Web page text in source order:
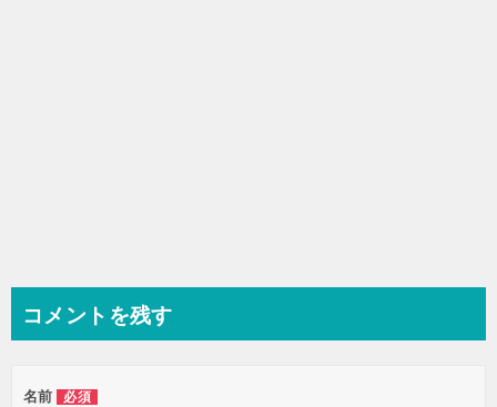
コメントを残す
名前 必須